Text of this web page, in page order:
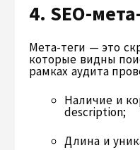
4. SEO-
Мета-теги — это
которые видны
рамках аудита
Наличие и
description;
Длина и